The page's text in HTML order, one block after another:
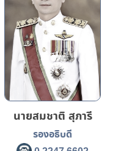
นายสมชาติ สุภารี
รองอธิบดี